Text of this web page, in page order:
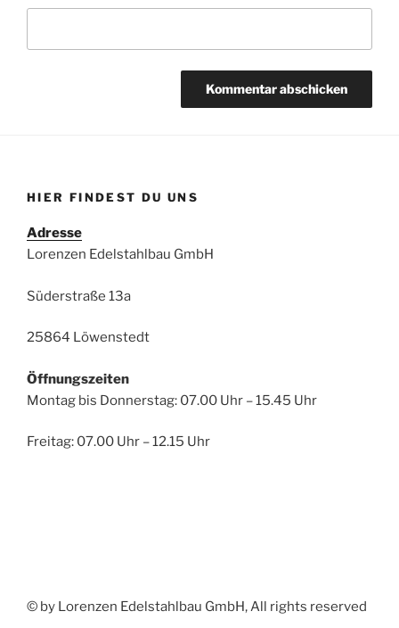
HIER FINDEST DU UNS
Adresse
Lorenzen Edelstahlbau GmbH
Süderstraße 13a
25864 Löwenstedt
Öffnungszeiten
Montag bis Donnerstag: 07.00 Uhr – 15.45 Uhr
Freitag: 07.00 Uhr – 12.15 Uhr
© by Lorenzen Edelstahlbau GmbH, All rights reserved